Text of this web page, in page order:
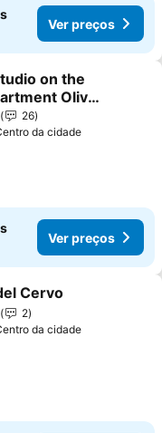
Ver preços
aos favoritos
on the
Oliver
26
da cidade
Ver preços
aos favoritos
Cervo
2
da cidade